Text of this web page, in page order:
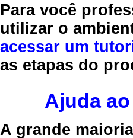
Para você
utilizar o
acessar um
as etapas do
Ajuda
A grande